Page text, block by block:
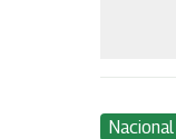
Nacional